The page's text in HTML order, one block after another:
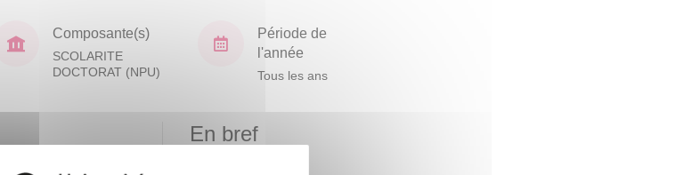
Composante(s)
SCOLARITE
DOCTORAT (NPU)
Période de
l'année
Tous les ans
En bref